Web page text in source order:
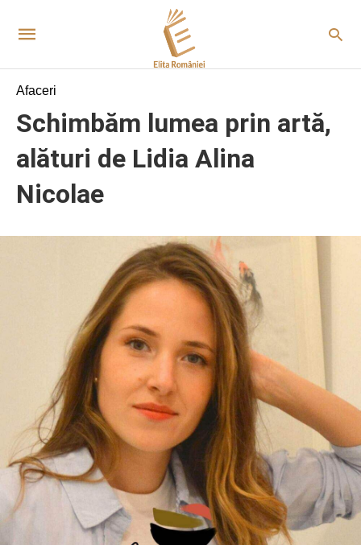
Afaceri
Schimbăm lumea prin artă,
alături de Lidia Alina
Nicolae